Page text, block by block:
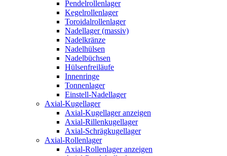
Pendelrollenlager
Kegelrollenlager
Toroidalrollenlager
Nadellager (massiv)
Nadelkränze
Nadelhülsen
Nadelbüchsen
Hülsenfreiläufe
Innenringe
Tonnenlager
Einstell-Nadellager
Axial-Kugellager
Axial-Kugellager anzeigen
Axial-Rillenkugellager
Axial-Schrägkugellager
Axial-Rollenlager
Axial-Rollenlager anzeigen